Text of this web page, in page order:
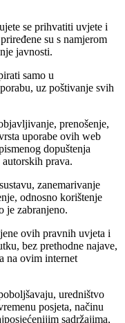
se prihvatiti uvjete i
su s namjerom
javnosti.
samo u
uz poštivanje svih
prenošenje,
uporabe ovih web
dopuštenja
prava.
zanemarivanje
odnosno korištenje
je zabranjeno.
ovih pravnih uvjeta i
bez prethodne najave,
na ovim internet
uredništvo
posjeta, načinu
sadržajima,